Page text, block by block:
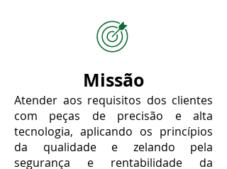
Missão
Atender aos requisitos dos clientes
com peças de precisão e alta
tecnologia, aplicando os princípios
da qualidade e zelando pela
segurança e rentabilidade da